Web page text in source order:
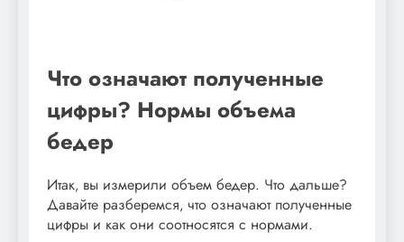
Что означают полученные
цифры? Нормы объема
бедер
Итак‚ вы измерили объем бедер. Что дальше?
Давайте разберемся‚ что означают полученные
цифры и как они соотносятся с нормами.